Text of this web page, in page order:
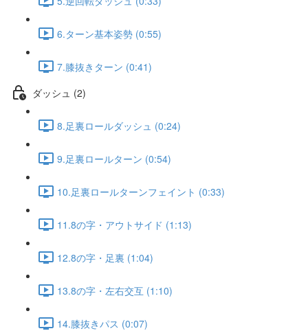
6.ターン基本姿勢 (0:55)
7.膝抜きターン (0:41)
ダッシュ (2)
8.足裏ロールダッシュ (0:24)
9.足裏ロールターン (0:54)
10.足裏ロールターンフェイント (0:33)
11.8の字・アウトサイド (1:13)
12.8の字・足裏 (1:04)
13.8の字・左右交互 (1:10)
14.膝抜きパス (0:07)